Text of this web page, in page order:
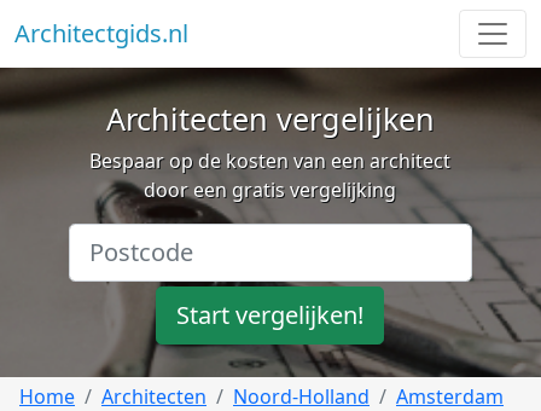
Architectgids.nl
Architecten vergelijken
Bespaar op de kosten van een architect
door een gratis vergelijking
Start vergelijken!
Home Architecten Noord-Holland
Amsterdam